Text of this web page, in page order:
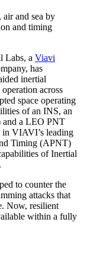
and sea by
and timing
Labs, a Viavi
has
inertial
across
space operating
of an INS, an
and a LEO PNT
in VIAVI’s leading
Timing (APNT)
of Inertial
to counter the
attacks that
Now, resilient
within a fully